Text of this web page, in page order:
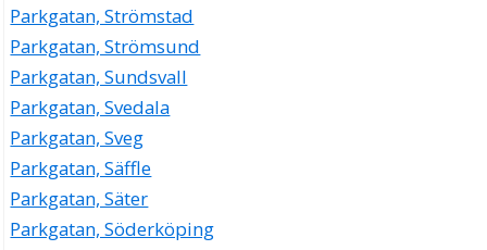
Parkgatan, Strömstad
Parkgatan, Strömsund
Parkgatan, Sundsvall
Parkgatan, Svedala
Parkgatan, Sveg
Parkgatan, Säffle
Parkgatan, Säter
Parkgatan, Söderköping